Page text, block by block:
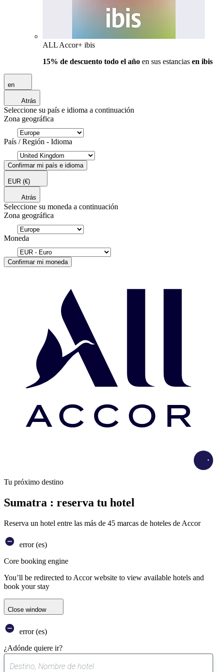
ALL Accor+ ibis
15% de descuento todo el año en sus estancias en ibis
en
Atrás
Seleccione su país e idioma a continuación
Zona geográfica
País / Región - Idioma
Confirmar mi país e idioma
EUR (€)
Atrás
Seleccione su moneda a continuación
Zona geográfica
Moneda
Confirmar mi moneda
Tu próximo destino
Sumatra : reserva tu hotel
Reserva un hotel entre las más de 45 marcas de hoteles de Accor
error (es)
Core booking engine
You’ll be redirected to Accor website to view available hotels and
book your stay
Close window
error (es)
¿Adónde quiere ir?